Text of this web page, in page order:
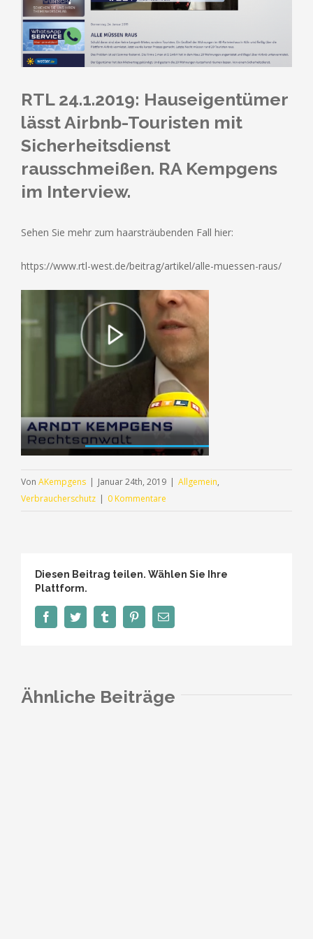
RTL 24.1.2019: Hauseigentümer
lässt Airbnb-Touristen mit
Sicherheitsdienst
rausschmeißen. RA Kempgens
im Interview.
Sehen Sie mehr zum haarsträubenden Fall hier:
https://www.rtl-west.de/beitrag/artikel/alle-muessen-raus/
Von AKempgens | Januar 24th, 2019 | Allgemein,
Verbraucherschutz | 0 Kommentare
Diesen Beitrag teilen. Wählen Sie Ihre
Plattform.
FacebookTwitter Tumblr PinterestE-
Mail
Ähnliche Beiträge